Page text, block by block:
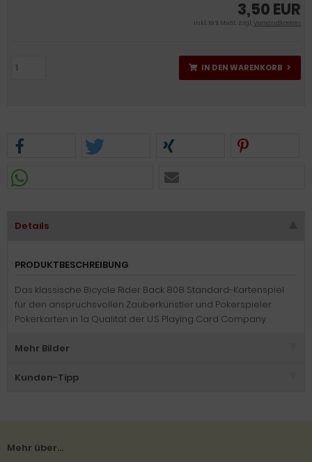
3,50 EUR
inkl. 19 % MwSt. zzgl.Versandkosten
IN DEN WARENKORB
Details
PRODUKTBESCHREIBUNG
Das klassische Bicycle Rider Back 808 Standard-Kartenspiel
für den anspruchsvollen Zauberkünstler und Pokerspieler.
Pokerkarten in 1a Qualität der U.S Playing Card Company.
Mehr Bilder
Kunden-Tipp
Mehr über...